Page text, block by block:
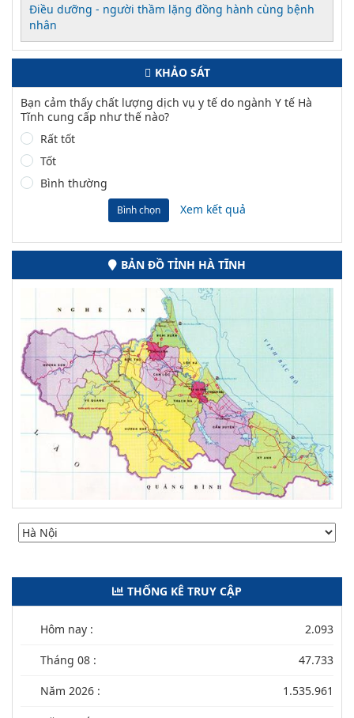
Điều dưỡng - người thầm lặng đồng hành cùng bệnh
nhân
KHẢO SÁT
Bạn cảm thấy chất lượng dịch vụ y tế do ngành Y tế Hà
Tĩnh cung cấp như thế nào?
Rất tốt
Tốt
Bình thường
Bình chọn Xem kết quả
BẢN ĐỒ TỈNH HÀ TĨNH
THỐNG KÊ TRUY CẬP
Hôm nay : 2.093
Tháng 08 : 47.733
Năm 2026 : 1.535.961